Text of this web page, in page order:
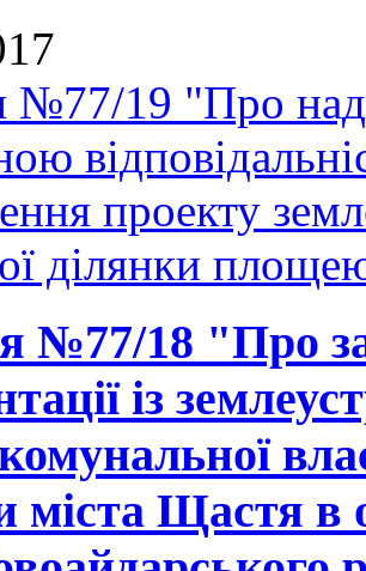
№77/19 "Про
проекту
ділянки
№77/18 "Про
із
міста Щастя в